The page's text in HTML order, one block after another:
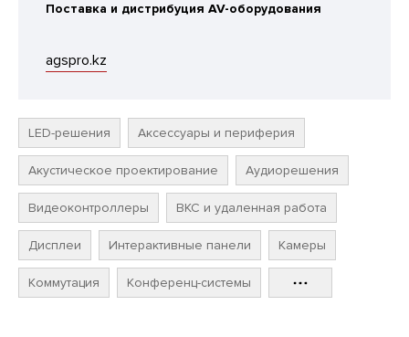
Поставка и дистрибуция AV-оборудования
agspro.kz
LED-решения Аксессуары и периферия
Акустическое проектирование Аудиорешения
Видеоконтроллеры ВКС и удаленная работа
Дисплеи Интерактивные панели Камеры
Коммутация Конференц-системы